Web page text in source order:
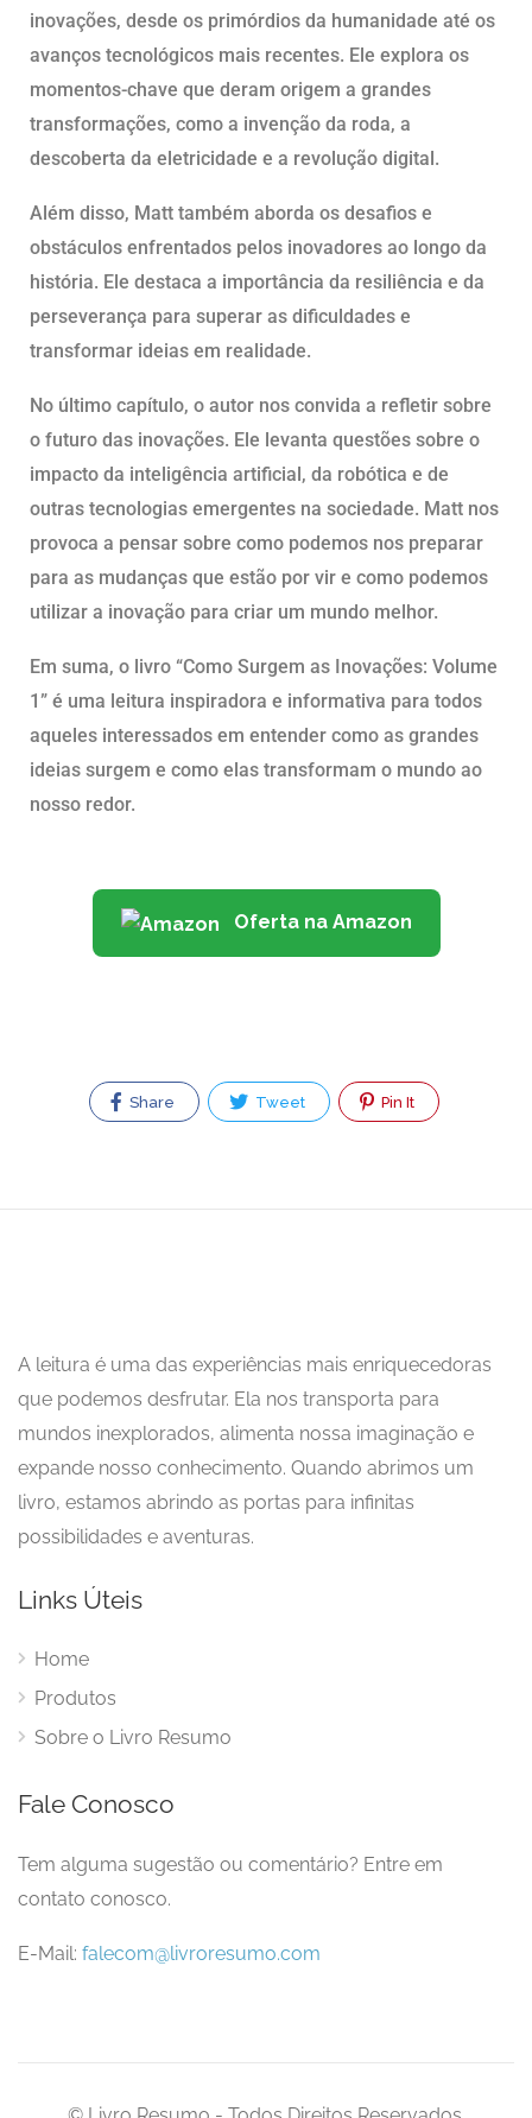
inovações, desde os primórdios da humanidade até os
avanços tecnológicos mais recentes. Ele explora os
momentos-chave que deram origem a grandes
transformações, como a invenção da roda, a
descoberta da eletricidade e a revolução digital.
Além disso, Matt também aborda os desafios e
obstáculos enfrentados pelos inovadores ao longo da
história. Ele destaca a importância da resiliência e da
perseverança para superar as dificuldades e
transformar ideias em realidade.
No último capítulo, o autor nos convida a refletir sobre
o futuro das inovações. Ele levanta questões sobre o
impacto da inteligência artificial, da robótica e de
outras tecnologias emergentes na sociedade. Matt nos
provoca a pensar sobre como podemos nos preparar
para as mudanças que estão por vir e como podemos
utilizar a inovação para criar um mundo melhor.
Em suma, o livro “Como Surgem as Inovações: Volume
1” é uma leitura inspiradora e informativa para todos
aqueles interessados em entender como as grandes
ideias surgem e como elas transformam o mundo ao
nosso redor.
Oferta na Amazon
Share Tweet Pin It
A leitura é uma das experiências mais enriquecedoras
que podemos desfrutar. Ela nos transporta para
mundos inexplorados, alimenta nossa imaginação e
expande nosso conhecimento. Quando abrimos um
livro, estamos abrindo as portas para infinitas
possibilidades e aventuras.
Links Úteis
Home
Produtos
Sobre o Livro Resumo
Fale Conosco
Tem alguma sugestão ou comentário? Entre em
contato conosco.
E-Mail: falecom@livroresumo.com